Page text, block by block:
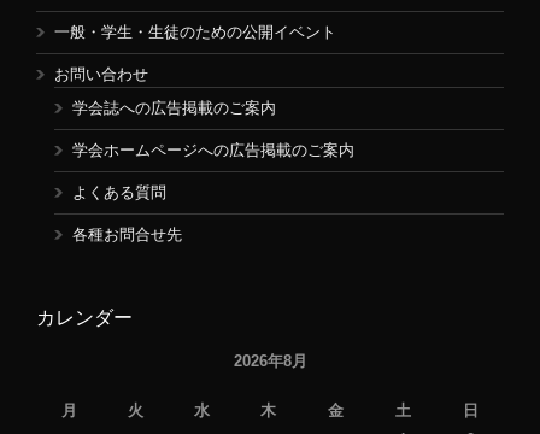
一般・学生・生徒のための公開イベント
お問い合わせ
学会誌への広告掲載のご案内
学会ホームページへの広告掲載のご案内
よくある質問
各種お問合せ先
カレンダー
2026年8月
月 火 水 木 金 土
日